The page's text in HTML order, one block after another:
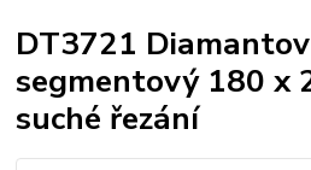
DT3721
segmentový 180 x
suché řezání